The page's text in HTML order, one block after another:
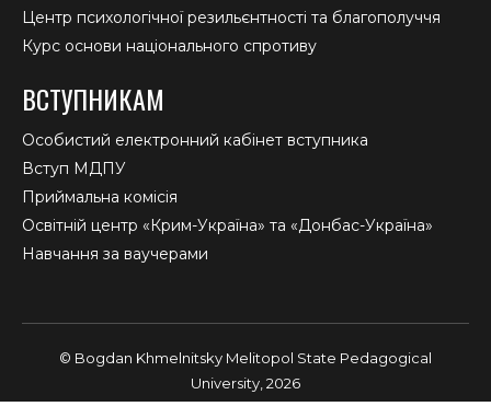
Центр психологічної резильєнтності та благополуччя
Курс основи національного спротиву
ВСТУПНИКАМ
Особистий електронний кабінет вступника
Вступ МДПУ
Приймальна комісія
Освітній центр «Крим-Україна» та «Донбас-Україна»
Навчання за ваучерами
© Bogdan Khmelnitsky Melitopol State Pedagogical
University, 2026